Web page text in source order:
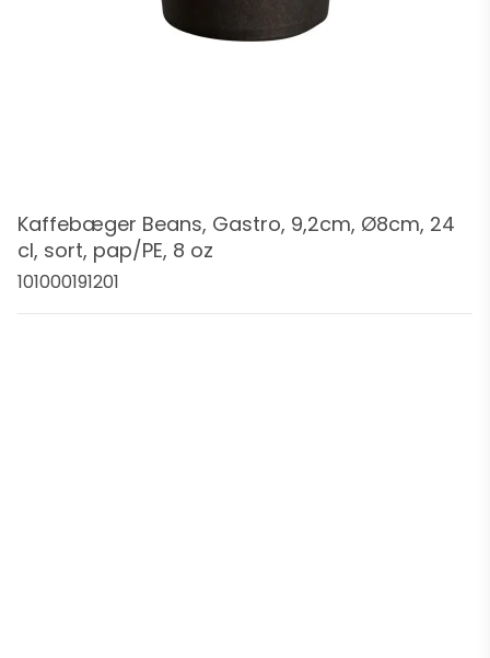
Kaffebæger Beans, Gastro, 9,2cm, Ø8cm, 24
cl, sort, pap/PE, 8 oz
101000191201